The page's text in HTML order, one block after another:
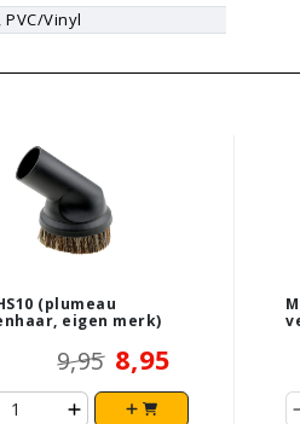
Vinyl
(plumeau
eigen merk)
9,95 8,95